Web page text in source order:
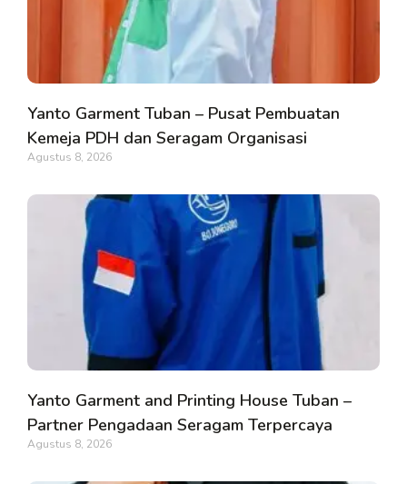
Yanto Garment Tuban – Pusat Pembuatan
Kemeja PDH dan Seragam Organisasi
Agustus 8, 2026
Yanto Garment and Printing House Tuban –
Partner Pengadaan Seragam Terpercaya
Agustus 8, 2026